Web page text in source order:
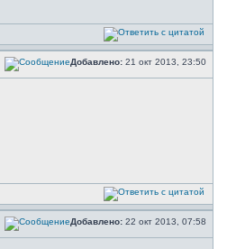
Добавлено: 21 окт 2013, 23:50
Добавлено: 22 окт 2013, 07:58